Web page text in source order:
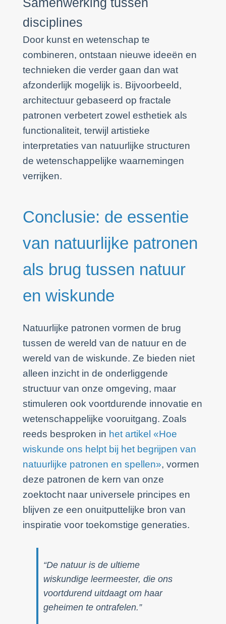
Samenwerking tussen
disciplines
Door kunst en wetenschap te
combineren, ontstaan nieuwe ideeën en
technieken die verder gaan dan wat
afzonderlijk mogelijk is. Bijvoorbeeld,
architectuur gebaseerd op fractale
patronen verbetert zowel esthetiek als
functionaliteit, terwijl artistieke
interpretaties van natuurlijke structuren
de wetenschappelijke waarnemingen
verrijken.
Conclusie: de essentie
van natuurlijke patronen
als brug tussen natuur
en wiskunde
Natuurlijke patronen vormen de brug
tussen de wereld van de natuur en de
wereld van de wiskunde. Ze bieden niet
alleen inzicht in de onderliggende
structuur van onze omgeving, maar
stimuleren ook voortdurende innovatie en
wetenschappelijke vooruitgang. Zoals
reeds besproken in het artikel «Hoe
wiskunde ons helpt bij het begrijpen van
natuurlijke patronen en spellen», vormen
deze patronen de kern van onze
zoektocht naar universele principes en
blijven ze een onuitputtelijke bron van
inspiratie voor toekomstige generaties.
“De natuur is de ultieme
wiskundige leermeester, die ons
voortdurend uitdaagt om haar
geheimen te ontrafelen.”